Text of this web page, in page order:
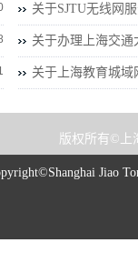
版权所有©上
Jiao
关于SJTU无线网
关于办理上海交通
关于上海教育城